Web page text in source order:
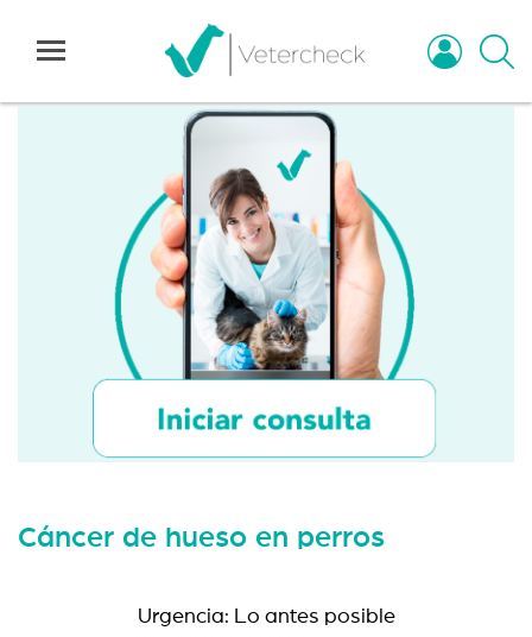
Cáncer de hueso en perros
Urgencia: Lo antes posible